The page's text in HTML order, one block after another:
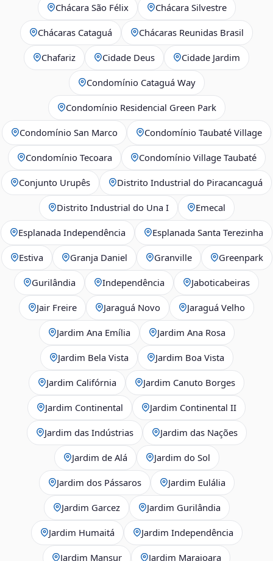
Chácara São Félix Chácara Silvestre
Chácaras Cataguá Chácaras Reunidas Brasil
Chafariz Cidade Deus Cidade Jardim
Condomínio Cataguá Way
Condomínio Residencial Green Park
Condomínio San Marco Condomínio Taubaté Village
Condomínio Tecoara Condomínio Village Taubaté
Conjunto Urupês Distrito Industrial do Piracancaguá
Distrito Industrial do Una I Emecal
Esplanada Independência Esplanada Santa Terezinha
Estiva Granja Daniel Granville Greenpark
Gurilândia Independência Jaboticabeiras
Jair Freire Jaraguá Novo Jaraguá Velho
Jardim Ana Emília Jardim Ana Rosa
Jardim Bela Vista Jardim Boa Vista
Jardim Califórnia Jardim Canuto Borges
Jardim Continental Jardim Continental II
Jardim das Indústrias Jardim das Nações
Jardim de Alá Jardim do Sol
Jardim dos Pássaros Jardim Eulália
Jardim Garcez Jardim Gurilândia
Jardim Humaitá Jardim Independência
Jardim Mansur Jardim Marajoara